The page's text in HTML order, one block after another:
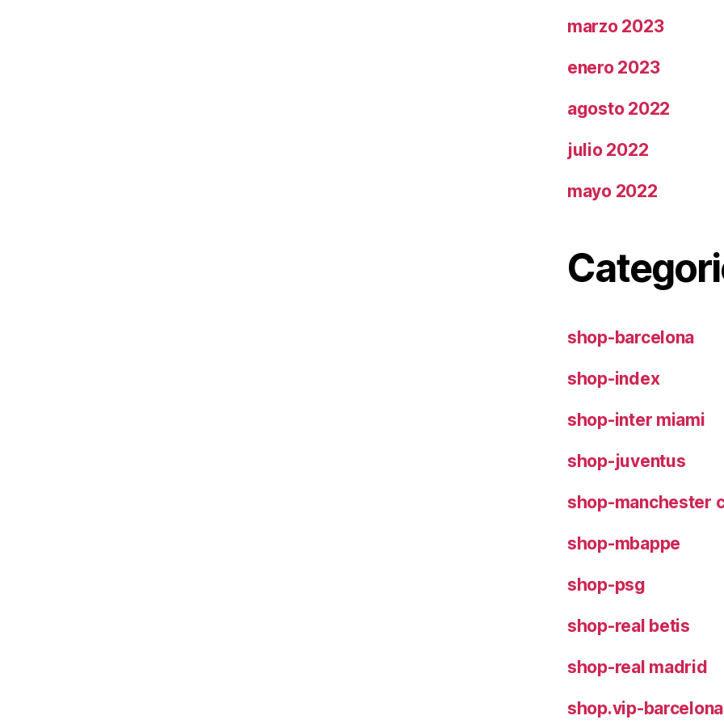
marzo 2023
enero 2023
agosto 2022
julio 2022
mayo 2022
shop-barcelona
shop-index
shop-inter miami
shop-juventus
shop-manchester
shop-mbappe
shop-psg
shop-real betis
shop-real madrid
shop.vip-barcelona